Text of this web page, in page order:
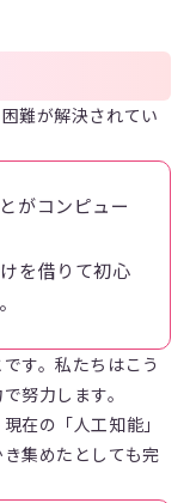
難が解決されてい
がコンピュー
を借りて初心
す。私たちはこう
努力します。
在の「人工知能」
集めたとしても完